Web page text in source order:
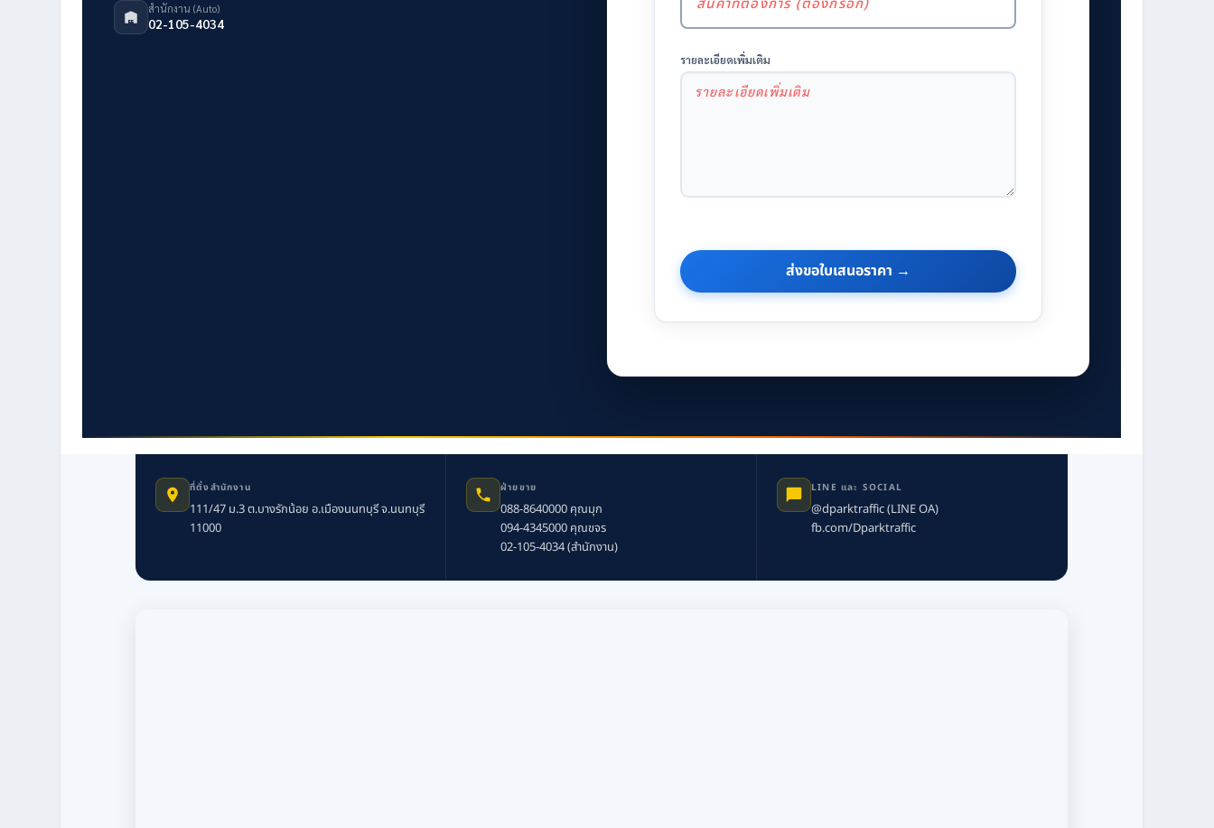
สำนักงาน (Auto)
02-105-4034
รายละเอียดเพิ่มเติม
ส่งขอใบเสนอราคา →
ที่ตั้งสำนักงาน
111/47 ม.3 ต.บางรักน้อย อ.เมืองนนทบุรี จ.นนทบุรี
11000
ฝ่ายขาย
088-8640000 คุณมุก
094-4345000 คุณขจร
02-105-4034 (สำนักงาน)
LINE และ SOCIAL
@dparktraffic (LINE OA)
fb.com/Dparktraffic